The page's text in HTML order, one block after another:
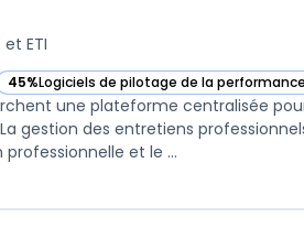
ETI
45%Logiciels de pilotage de la performance
— voir Empowill dans cette catégorie
une plateforme centralisée
gestion des entretiens
compétences métiers, la planification de la formation professionnelle et le ...